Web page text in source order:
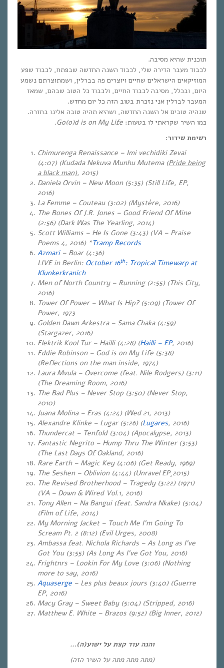
תוכנית שהיא מסיבה.
לכבוד מעבר הדירה שלי, לכבוד השנה החדשה שבפתח, לכבוד שפע
המוזיקאים הישראלים שחיים ויוצרים פה בברלין, ושמתוצרתם נשמע
היום, ובכלל, מסיבה לכבוד החיים, ולכבוד כל הטוב שבהם, שמאז
המעבר לברלין אני נזכרת בטוב הזה כל יום מחדש.
שנהיה טובים אל השנה החדשה, ושהיא תהיה טובה אלינו בחזרה.
כמו השיר שקראתי לו בטעות: Go(o)d is on My Life.
רשימת שידור:
Chimurenga Renaissance – Imi vechidiki Zevai
(4:07) (Kudada Nekuva Munhu Mutema (Pride being
a black man), 2015)
Daniela Orvin – New Moon (5:35) (Still Life, EP,
2016)
La Femme – Couteau (3:02) (Mystère, 2016)
The Bones Of J.R. Jones – Good Friend Of Mine
(2:56) (Dark Was The Yearling, 2014)
Scott Williams – He Is Gone (3:43) (VA – Praise
Poems 4, 2016) *Tramp Records
Azmari– Boar (4:36)
LIVE in Berlin: October 16th: Tropical Timewarp at
Klunkerkranich
Men of North Country – Running (2:55) (This City,
2016)
Tower Of Power – What Is Hip? (5:09) (Tower Of
Power, 1973
Golden Dawn Arkestra – Sama Chaka (4:59)
(Stargazer, 2016)
Elektrik Kool Tur – Hailli (4:28) (Hailli – EP, 2016)
Eddie Robinson – God is on My Life (5:38)
(Reflections on the man inside, 1974)
Laura Mvula – Overcome (feat. Nile Rodgers) (3:11)
(The Dreaming Room, 2016)
The Bad Plus – Never Stop (3:50) (Never Stop,
2010)
Juana Molina – Eras (4:24) (Wed 21, 2013)
Alexandre Klinke – Lugar (5:26) (Lugares, 2016)
Thundercat – Tenfold (3:04) (Apocalypse, 2013)
Fantastic Negrito – Hump Thru The Winter (3:53)
(The Last Days Of Oakland, 2016)
Rare Earth – Magic Key (4:06) (Get Ready, 1969)
The Seshen – Oblivion (4:44) (Unravel EP¸2015)
The Revised Brotherhood – Tragedy (3:22) (1971)
(VA – Down & Wired Vol.1, 2016)
Tony Allen – Na Bangui (feat. Sandra Nkake) (5:04)
(Film of Life, 2014)
My Morning Jacket – Touch Me I’m Going To
Scream Pt. 2 (8:12) (Evil Urges, 2008)
Ambassa feat. Nichola Richards – As Long as I’ve
Got You (3:55) (As Long As I’ve Got You, 2016)
Frightnrs – Lookin For My Love (3:06) (Nothing
more to say, 2016)
Aquaserge – Les plus beaux jours (3:40) (Guerre
EP, 2016)
Macy Gray – Sweet Baby (5:04) (Stripped, 2016)
Matthew E. White – Brazos (9:52) (Big Inner, 2012)
והנה עוד קצת על ישוע(ה)…
(מתה מתה מתה על השיר הזה)